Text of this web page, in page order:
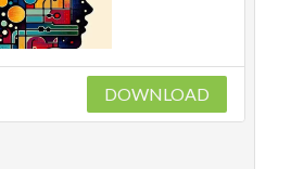
DOWNLOAD